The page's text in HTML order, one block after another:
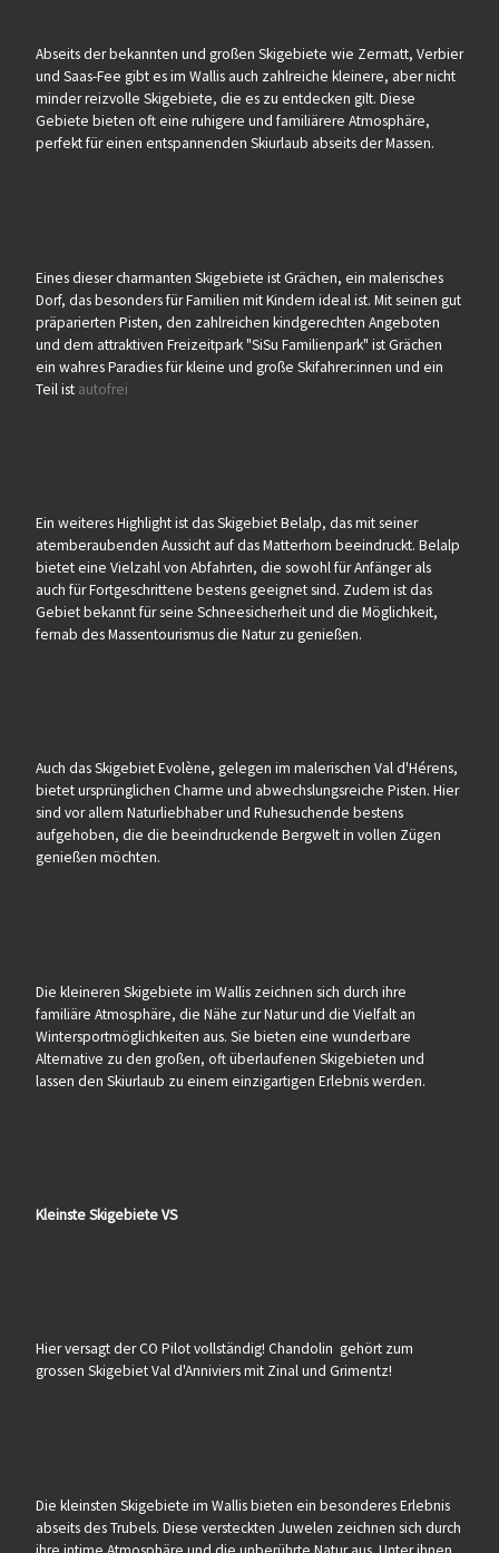
Abseits der bekannten und großen Skigebiete wie Zermatt, Verbier
und Saas-Fee gibt es im Wallis auch zahlreiche kleinere, aber nicht
minder reizvolle Skigebiete, die es zu entdecken gilt. Diese
Gebiete bieten oft eine ruhigere und familiärere Atmosphäre,
perfekt für einen entspannenden Skiurlaub abseits der Massen.
Eines dieser charmanten Skigebiete ist Grächen, ein malerisches
Dorf, das besonders für Familien mit Kindern ideal ist. Mit seinen gut
präparierten Pisten, den zahlreichen kindgerechten Angeboten
und dem attraktiven Freizeitpark "SiSu Familienpark" ist Grächen
ein wahres Paradies für kleine und große Skifahrer:innen und ein
Teil ist autofrei
Ein weiteres Highlight ist das Skigebiet Belalp, das mit seiner
atemberaubenden Aussicht auf das Matterhorn beeindruckt. Belalp
bietet eine Vielzahl von Abfahrten, die sowohl für Anfänger als
auch für Fortgeschrittene bestens geeignet sind. Zudem ist das
Gebiet bekannt für seine Schneesicherheit und die Möglichkeit,
fernab des Massentourismus die Natur zu genießen.
Auch das Skigebiet Evolène, gelegen im malerischen Val d'Hérens,
bietet ursprünglichen Charme und abwechslungsreiche Pisten. Hier
sind vor allem Naturliebhaber und Ruhesuchende bestens
aufgehoben, die die beeindruckende Bergwelt in vollen Zügen
genießen möchten.
Die kleineren Skigebiete im Wallis zeichnen sich durch ihre
familiäre Atmosphäre, die Nähe zur Natur und die Vielfalt an
Wintersportmöglichkeiten aus. Sie bieten eine wunderbare
Alternative zu den großen, oft überlaufenen Skigebieten und
lassen den Skiurlaub zu einem einzigartigen Erlebnis werden.
Kleinste Skigebiete VS
Hier versagt der CO Pilot vollständig! Chandolin gehört zum
grossen Skigebiet Val d'Anniviers mit Zinal und Grimentz!
Die kleinsten Skigebiete im Wallis bieten ein besonderes Erlebnis
abseits des Trubels. Diese versteckten Juwelen zeichnen sich durch